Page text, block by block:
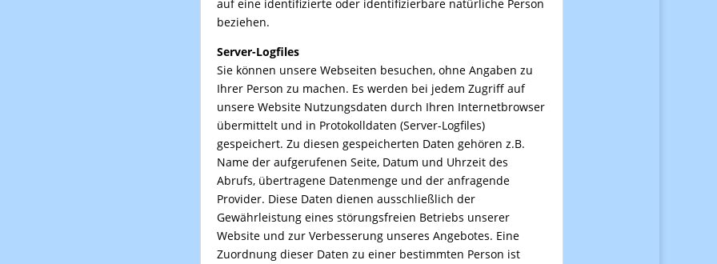
auf eine identifizierte oder identifizierbare natürliche Person
beziehen.
Server-Logfiles
Sie können unsere Webseiten besuchen, ohne Angaben zu
Ihrer Person zu machen. Es werden bei jedem Zugriff auf
unsere Website Nutzungsdaten durch Ihren Internetbrowser
übermittelt und in Protokolldaten (Server-Logfiles)
gespeichert. Zu diesen gespeicherten Daten gehören z.B.
Name der aufgerufenen Seite, Datum und Uhrzeit des
Abrufs, übertragene Datenmenge und der anfragende
Provider. Diese Daten dienen ausschließlich der
Gewährleistung eines störungsfreien Betriebs unserer
Website und zur Verbesserung unseres Angebotes. Eine
Zuordnung dieser Daten zu einer bestimmten Person ist